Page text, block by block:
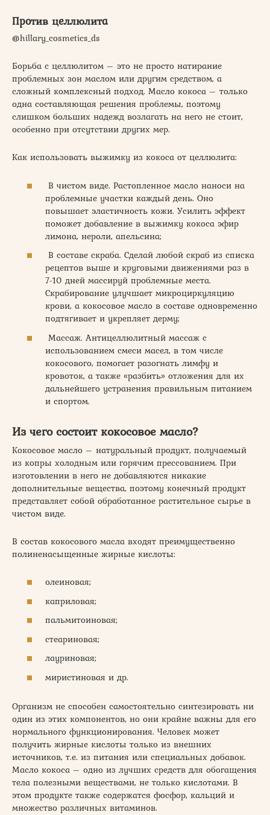
Против целлюлита
@hillary_cosmetics_ds
Борьба с целлюлитом – это не просто натирание
проблемных зон маслом или другим средством, а
сложный комплексный подход. Масло кокоса – только
одна составляющая решения проблемы, поэтому
слишком больших надежд возлагать на него не стоит,
особенно при отсутствии других мер.
Как использовать выжимку из кокоса от целлюлита:
В чистом виде. Растопленное масло наноси на
проблемные участки каждый день. Оно
повышает эластичность кожи. Усилить эффект
поможет добавление в выжимку кокоса эфир
лимона, нероли, апельсина;
В составе скраба. Сделай любой скраб из списка
рецептов выше и круговыми движениями раз в
7-10 дней массируй проблемные места.
Скрабирование улучшает микроциркуляцию
крови, а кокосовое масло в составе одновременно
подтягивает и укрепляет дерму;
Массаж. Антицеллюлитный массаж с
использованием смеси масел, в том числе
кокосового, помогает разогнать лимфу и
кровоток, а также «разбить» отложения для их
дальнейшего устранения правильным питанием
и спортом.
Из чего состоит кокосовое масло?
Кокосовое масло – натуральный продукт, получаемый
из копры холодным или горячим прессованием. При
изготовлении в него не добавляются никакие
дополнительные вещества, поэтому конечный продукт
представляет собой обработанное растительное сырье в
чистом виде.
В состав кокосового масла входят преимущественно
полиненасыщенные жирные кислоты:
олеиновая;
каприловая;
пальмитоиновая;
стеариновая;
лауриновая;
миристиновая и др.
Организм не способен самостоятельно синтезировать ни
один из этих компонентов, но они крайне важны для его
нормального функционирования. Человек может
получить жирные кислоты только из внешних
источников, т.е. из питания или специальных добавок.
Масло кокоса – одно из лучших средств для обогащения
тела полезными веществами, не только кислотами. В
этом продукте также содержатся фосфор, кальций и
множество различных витаминов.